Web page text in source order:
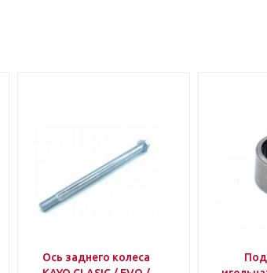
Ось заднего колеса